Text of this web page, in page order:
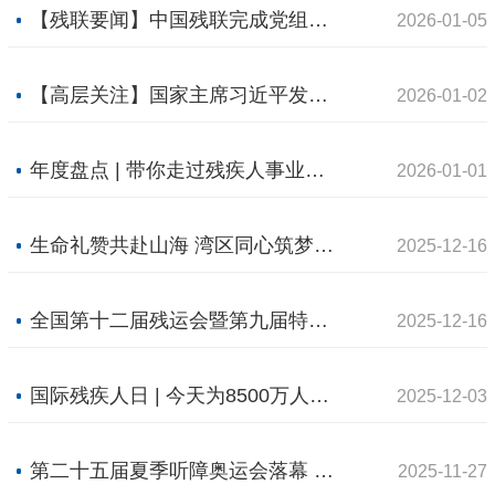
【残联要闻】中国残联完成党组第四轮巡视反馈工作 2026-01-05
【高层关注】国家主席习近平发表二〇二六年新年贺词！ 2026-01-02
年度盘点 | 带你走过残疾人事业的2025 2026-01-01
生命礼赞共赴山海 湾区同心筑梦未来——写在全国残特奥会闭幕之际 2025-12-16
全国第十二届残运会暨第九届特奥会在广东深圳圆满落幕 敢拼搏、不服输，让爱无碍（聚焦残特奥会） 2025-12-16
国际残疾人日 | 今天为8500万人发声：让关注成为改变的开始 2025-12-03
第二十五届夏季听障奥运会落幕 中国代表团收获12金16银22铜 2025-11-27